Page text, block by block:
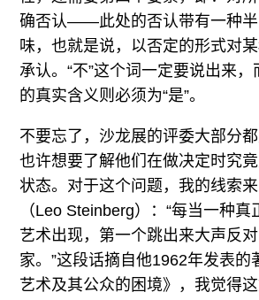
确否认——此处的否认带有一种半
味，也就是说，以否定的形式对
承认。“不”这个词一定要说出来
的真实含义则必须为“是”。
不要忘了，沙龙展的评委大部分都
也许想要了解他们在做决定时究
状态。对于这个问题，我的线索
（Leo Steinberg）：“每当一种
艺术出现，第一个跳出来大声反
家。”这段话摘自他1962年发表的
艺术及其公众的困境》，我觉得